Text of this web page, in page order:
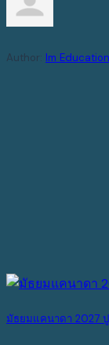
Author: Im Education
มัธยมแคนาดา 2027